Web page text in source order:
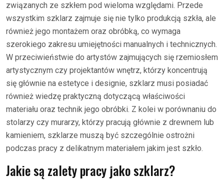
związanych ze szkłem pod wieloma względami. Przede
wszystkim szklarz zajmuje się nie tylko produkcją szkła, ale
również jego montażem oraz obróbką, co wymaga
szerokiego zakresu umiejętności manualnych i technicznych.
W przeciwieństwie do artystów zajmujących się rzemiosłem
artystycznym czy projektantów wnętrz, którzy koncentrują
się głównie na estetyce i designie, szklarz musi posiadać
również wiedzę praktyczną dotyczącą właściwości
materiału oraz technik jego obróbki. Z kolei w porównaniu do
stolarzy czy murarzy, którzy pracują głównie z drewnem lub
kamieniem, szklarze muszą być szczególnie ostrożni
podczas pracy z delikatnym materiałem jakim jest szkło.
Jakie są zalety pracy jako szklarz?